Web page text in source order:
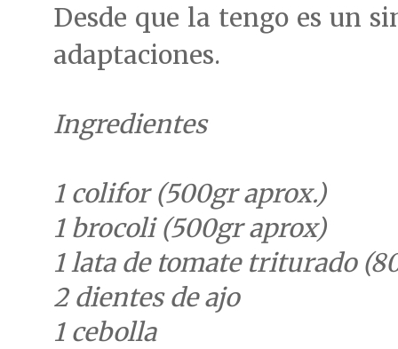
Desde que la tengo es un
adaptaciones.
Ingredientes
1 colifor (500gr aprox.)
1 brocoli (500gr aprox)
1 lata de tomate triturado
2 dientes de ajo
1 cebolla